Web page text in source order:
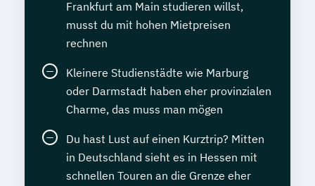
Frankfurt am Main studieren willst,
musst du mit hohen Mietpreisen
rechnen
Kleinere Studienstädte wie Marburg
oder Darmstadt haben eher provinzialen
Charme, das muss man mögen
Du hast Lust auf einen Kurztrip? Mitten
in Deutschland sieht es in Hessen mit
schnellen Touren an die Grenze eher